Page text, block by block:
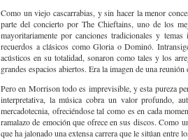
Como un viejo cascarrabias, y sin hacer la menor
parte del concierto por The Chieftains, uno de los
mayoritariamente por canciones tradicionales y
recuerdos a clásicos como Gloria o Dominó.
acústicos en su totalidad, sonaron como tales y los
grandes espacios abiertos. Era la imagen de una
Pero en Morrison todo es imprevisible, y esta pureza
interpretativa, la música cobra un valor profundo,
mercadotecnia, ofreciéndose tal como es en cada
ramalazo de emoción que ofrece en sus discos. Como
que ha jalonado una extensa carrera que le sitúan entre